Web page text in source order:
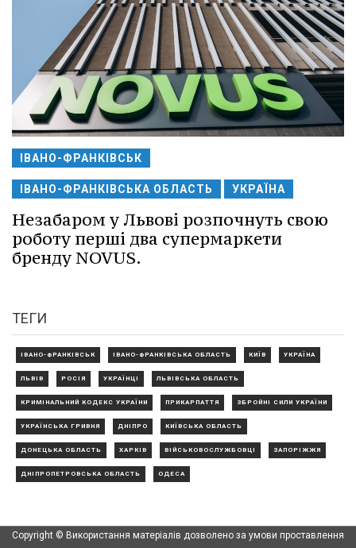
ІВАНО-ФРАНКІВСЬК
ІВАНО-ФРАНКІВСЬКА ОБЛАСТЬ УКРАЇНА
Незабаром у Львові розпочнуть свою
роботу перші два супермаркети
бренду NOVUS.
ТЕГИ
ІВАНО-ФРАНКІВСЬК ІВАНО-ФРАНКІВСЬКА ОБЛАСТЬ КИЇВ УКРАЇНА
ЛЬВІВ РОСІЯ УКРАЇНЦІ ЛЬВІВСЬКА ОБЛАСТЬ
КРИМІНАЛЬНИЙ КОДЕКС УКРАЇНИ ПРИКАРПАТТЯ ЗБРОЙНІ СИЛИ УКРАЇНИ
УКРАЇНСЬКА ГРИВНЯ ДНІПРО КИЇВСЬКА ОБЛАСТЬ
ДОНЕЦЬКА ОБЛАСТЬ ХАРКІВ ВІЙСЬКОВОСЛУЖБОВЦІ ЗАПОРІЖЖЯ
ДНІПРОПЕТРОВСЬКА ОБЛАСТЬ ОДЕСА
Copyright © Використання матеріалів дозволено за умови проставлення